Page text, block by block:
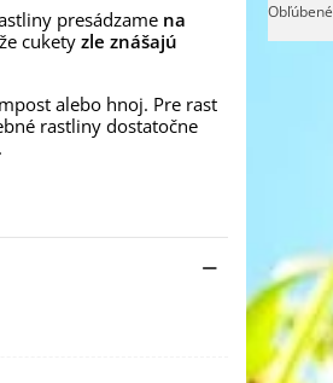
presádzame na
cukety zle znášajú
alebo hnoj. Pre rast
rastliny dostatočne
Obľúbené